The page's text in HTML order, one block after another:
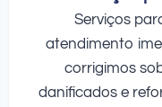
Serviços
atendimento
corrigimos
danificados e